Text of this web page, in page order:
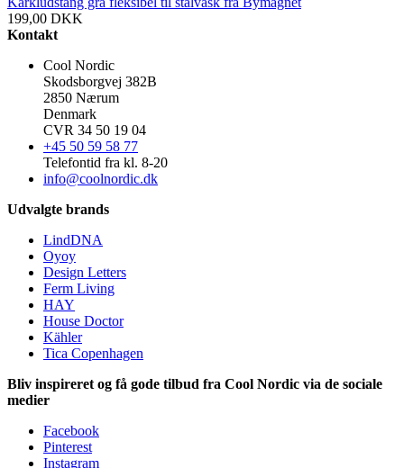
199,00 DKK
Kontakt
Cool Nordic
Skodsborgvej 382B
2850 Nærum
Denmark
CVR 34 50 19 04
+45 50 59 58 77
Telefontid fra kl. 8-20
info@coolnordic.dk
Udvalgte brands
LindDNA
Oyoy
Design Letters
Ferm Living
HAY
House Doctor
Kähler
Tica Copenhagen
Bliv inspireret og få gode tilbud fra Cool Nordic via de sociale
medier
Facebook
Pinterest
Instagram